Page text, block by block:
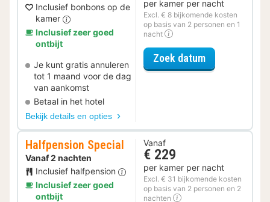
Inclusief bonbons op de
kamer
Inclusief zeer goed
ontbijt
Je kunt gratis annuleren
tot 1 maand voor de dag
van aankomst
Betaal in het hotel
Bekijk details en opties
per kamer per nacht
Excl. € 8 bijkomende kosten
op basis van 2 personen en 1
nacht
Zoek datumvoor
Halfpension Special
Vanaf 2 nachten
Inclusief halfpension
Inclusief zeer goed
ontbijt
Vanaf
€ 229
per kamer per nacht
Excl. € 31 bijkomende kosten
op basis van 2 personen en 2
nachten